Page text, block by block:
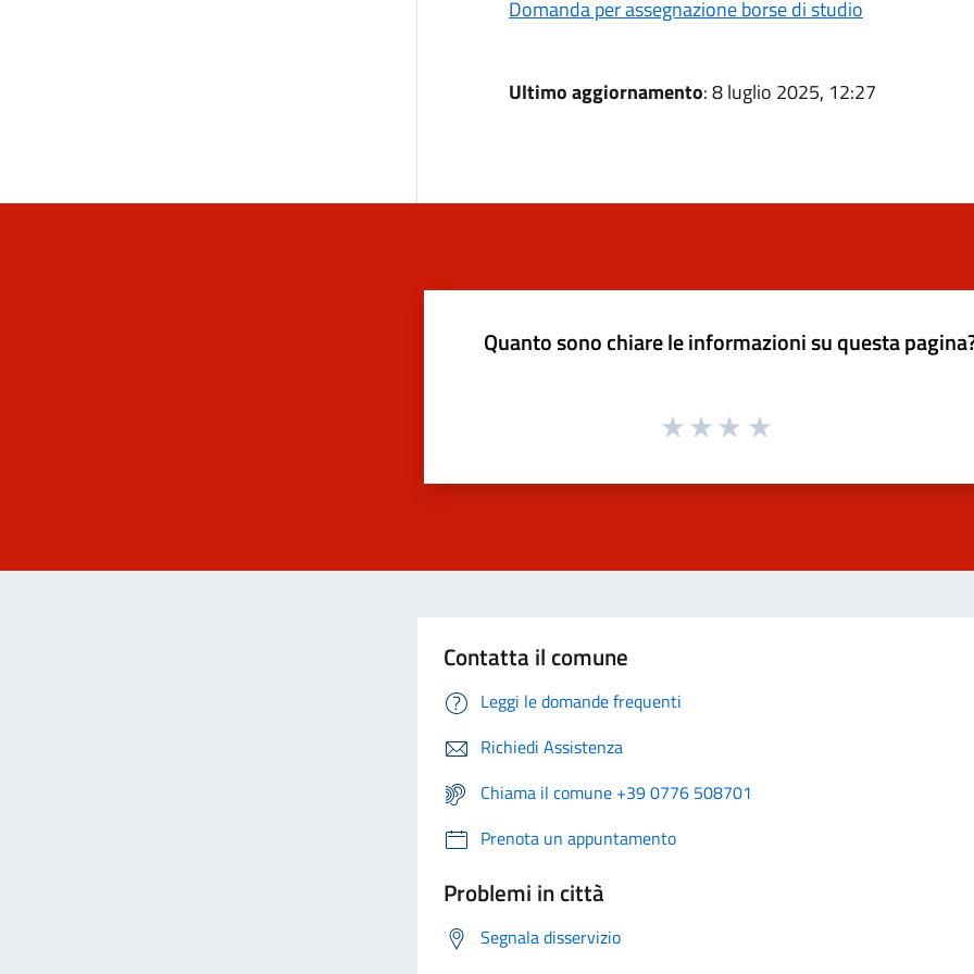
Domanda per assegnazione borse di studio
Ultimo aggiornamento: 8 luglio 2025, 12:27
Quanto sono chiare le informazioni su questa
Contatta il comune
Leggi le domande frequenti
Richiedi Assistenza
Chiama il comune +39 0776 508701
Prenota un appuntamento
Problemi in città
Segnala disservizio